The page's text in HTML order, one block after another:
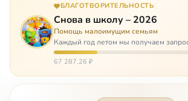
БЛАГОТВОРИТЕЛЬНОСТЬ
Снова в школу – 2026
Помощь малоимущим семьям
Каждый год летом мы получаем
России: помогите собраться в школу.
детьми или родителями, семьи без
67 287,26 ₽